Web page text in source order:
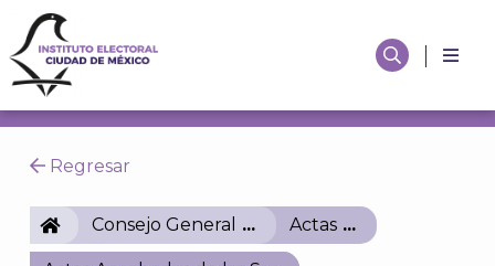
Regresar
IECMConsejo General Actas